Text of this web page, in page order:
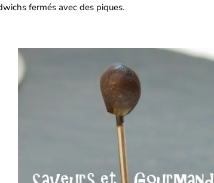
fermés avec des piques.